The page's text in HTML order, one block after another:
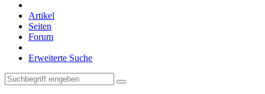
Artikel
Seiten
Forum
Erweiterte Suche